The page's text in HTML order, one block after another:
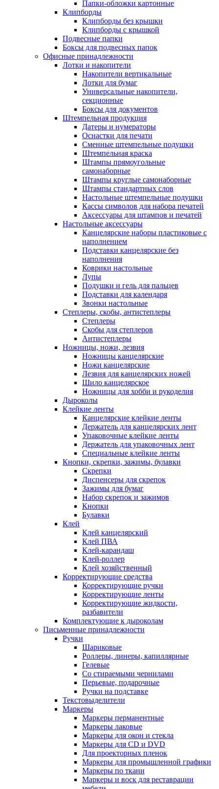
Папки-обложки картонные
Клипборды
Клипборды без крышки
Клипборды с крышкой
Подвесные папки
Боксы для подвесных папок
Офисные принадлежности
Лотки и накопители
Накопители вертикальные
Лотки для бумаг
Универсальные накопители,
секционные
Боксы для документов
Штемпельная продукция
Датеры и нумераторы
Оснастки для печати
Сменные штемпельные подушки
Штемпельная краска
Штампы прямоугольные
самонаборные
Штампы круглые самонаборные
Штампы стандартных слов
Настольные штемпельные подушки
Кассы символов для набора печатей
Аксессуары для штампов и печатей
Настольные аксессуары
Канцелярские наборы пластиковые с
наполнением
Подставки канцелярские без
наполнения
Коврики настольные
Лупы
Подушки и гель для пальцев
Подставки для календаря
Звонки настольные
Степлеры, скобы, антистеплеры
Степлеры
Скобы для степлеров
Антистеплеры
Ножницы, ножи, лезвия
Ножницы канцелярские
Ножи канцелярские
Лезвия для канцелярских ножей
Шило канцелярское
Ножницы для хобби и рукоделия
Дыроколы
Клейкие ленты
Канцелярские клейкие ленты
Держатель для канцелярских лент
Упаковочные клейкие ленты
Держатель для упаковочных лент
Специальные клейкие ленты
Кнопки, скрепки, зажимы, булавки
Скрепки
Диспенсеры для скрепок
Зажимы для бумаг
Набор скрепок и зажимов
Кнопки
Булавки
Клей
Клей канцелярский
Клей ПВА
Клей-карандаш
Клей-роллер
Клей хозяйственный
Корректирующие средства
Корректирующие ручки
Корректирующие ленты
Корректирующие жидкости,
разбавители
Комплектующие к дыроколам
Письменные принадлежности
Ручки
Шариковые
Роллеры, линеры, капиллярные
Гелевые
Со стираемыми чернилами
Перьевые, подарочные
Ручки на подставке
Текстовыделители
Маркеры
Маркеры перманентные
Маркеры лаковые
Маркеры для окон и стекла
Маркеры для CD и DVD
Для проекторных пленок
Маркеры для промышленной графики
Маркеры по ткани
Маркеры и воск для реставрации